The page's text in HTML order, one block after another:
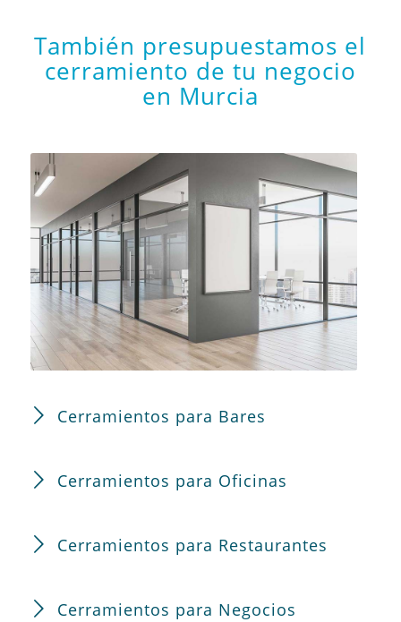
También presupuestamos el
cerramiento de tu negocio
en Murcia
Cerramientos para Bares
Cerramientos para Oficinas
Cerramientos para Restaurantes
Cerramientos para Negocios